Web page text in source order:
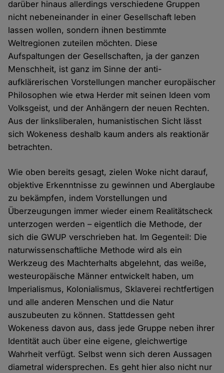
darüber hinaus allerdings verschiedene Gruppen
nicht nebeneinander in einer Gesellschaft leben
lassen wollen, sondern ihnen bestimmte
Weltregionen zuteilen möchten. Diese
Aufspaltungen der Gesellschaften, ja der ganzen
Menschheit, ist ganz im Sinne der anti-
aufklärerischen Vorstellungen mancher europäischer
Philosophen wie etwa Herder mit seinen Ideen vom
Volksgeist, und der Anhängern der neuen Rechten.
Aus der linksliberalen, humanistischen Sicht lässt
sich Wokeness deshalb kaum anders als reaktionär
betrachten.
Wie oben bereits gesagt, zielen Woke nicht darauf,
objektive Erkenntnisse zu gewinnen und Aberglaube
zu bekämpfen, indem Vorstellungen und
Überzeugungen immer wieder einem Realitätscheck
unterzogen werden – eigentlich die Methode, der
sich die GWUP verschrieben hat. Im Gegenteil: Die
naturwissenschaftliche Methode wird als ein
Werkzeug des Machterhalts abgelehnt, das weiße,
westeuropäische Männer entwickelt haben, um
Imperialismus, Kolonialismus, Sklaverei rechtfertigen
und alle anderen Menschen und die Natur
auszubeuten zu können. Stattdessen geht
Wokeness davon aus, dass jede Gruppe neben ihrer
Identität auch über eine eigene, gleichwertige
Wahrheit verfügt. Selbst wenn sich deren Aussagen
diametral widersprechen. Es geht hier also nicht nur